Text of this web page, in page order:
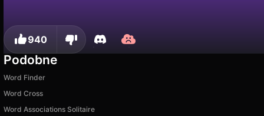
940
Podobne
Word Finder
Word Cross
Word Associations Solitaire